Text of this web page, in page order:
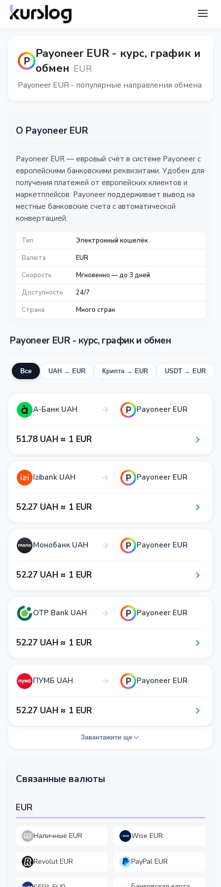
Payoneer EUR - курс, график и
обмен EUR
Payoneer EUR - популярные направления обмена
О Payoneer EUR
Payoneer EUR — евровый счёт в системе Payoneer с
европейскими банковскими реквизитами. Удобен для
получения платежей от европейских клиентов и
маркетплейсов. Payoneer поддерживает вывод на
местные банковские счета с автоматической
конвертацией.
Тип
Электронный кошелёк
Валюта
EUR
Скорость
Мгновенно — до 3 дней
Доступность
24/7
Страна
Много стран
Payoneer EUR - курс, график и обмен
Все UAH → EUR Крипта → EUR USDT → EUR
А-Банк UAH Payoneer EUR
5​1​.7​8​ UAH ≈ 1​ EUR
Izibank UAH Payoneer EUR
5​2​.2​7​ UAH ≈ 1​ EUR
Монобанк UAH Payoneer EUR
5​2​.2​7​ UAH ≈ 1​ EUR
OTP Bank UAH Payoneer EUR
5​2​.2​7​ UAH ≈ 1​ EUR
ПУМБ UAH Payoneer EUR
5​2​.2​7​ UAH ≈ 1​ EUR
Завантажити ще
Связанные валюты
EUR
Наличные EUR Wise EUR
Revolut EUR PayPal EUR